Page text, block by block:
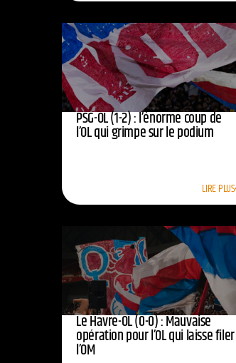
PSG-OL (1-2) : l’énorme coup de
l’OL qui grimpe sur le podium
LIRE PLUS
Le Havre-OL (0-0) : Mauvaise
opération pour l’OL qui laisse filer
l’OM